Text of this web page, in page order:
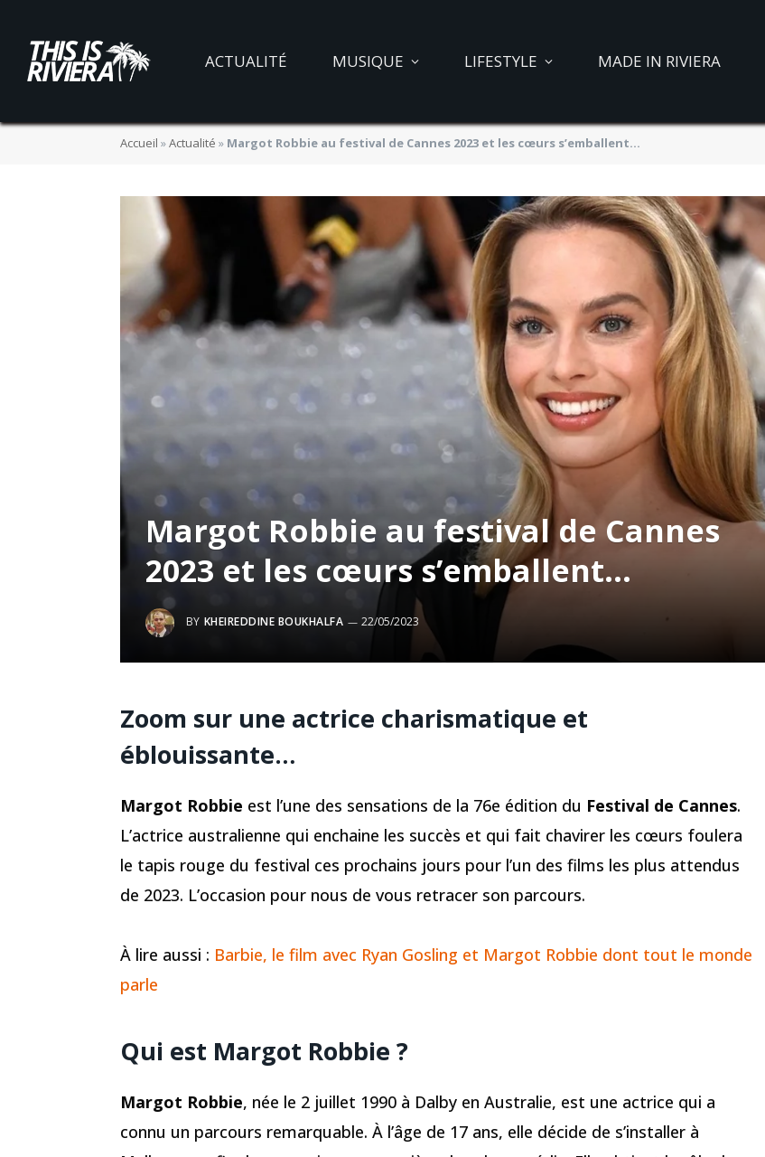
ACTUALITÉ MUSIQUE LIFESTYLE MADE IN RIVIERA
Accueil »Actualité » Margot Robbie au festival de Cannes 2023 et les cœurs s’emballent…
Margot Robbie au festival de Cannes
2023 et les cœurs s’emballent…
BY KHEIREDDINE BOUKHALFA 22/05/2023
Zoom sur une actrice charismatique et
éblouissante…
Margot Robbie est l’une des sensations de la 76e édition du Festival de Cannes.
L’actrice australienne qui enchaine les succès et qui fait chavirer les cœurs foulera
le tapis rouge du festival ces prochains jours pour l’un des films les plus attendus
de 2023. L’occasion pour nous de vous retracer son parcours.
À lire aussi : Barbie, le film avec Ryan Gosling et Margot Robbie dont tout le monde
parle
Qui est Margot Robbie ?
Margot Robbie, née le 2 juillet 1990 à Dalby en Australie, est une actrice qui a
connu un parcours remarquable. À l’âge de 17 ans, elle décide de s’installer à